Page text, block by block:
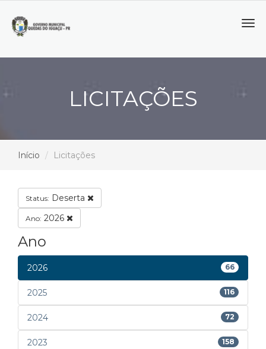
LICITAÇÕES
Início Licitações
Status: Deserta
Ano: 2026
Ano
2026 66
2025 116
2024 72
2023 158